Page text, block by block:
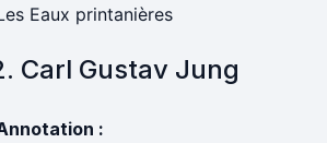
Eaux printanières
Carl Gustav Jung
: